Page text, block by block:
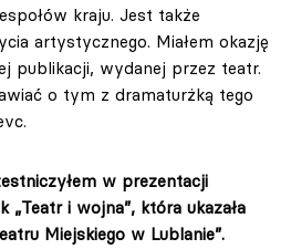
kraju. Jest także
artystycznego. Miałem okazję
publikacji, wydanej przez teatr.
o tym z dramaturżką tego
w prezentacji
„Teatr i wojna”, która ukazała
Miejskiego w Lublanie”.